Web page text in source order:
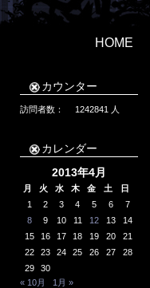
HOME
カウンター
訪問者数： 1242841 人
カレンダー
2013年4月
月 火 水 木 金 土
日
1
2 3 4 5 6
7
8
9 10 11 12 13
14
15
16 17 18 19 20
21
22
23 24 25 26 27
28
29
30
« 10月
1月 »